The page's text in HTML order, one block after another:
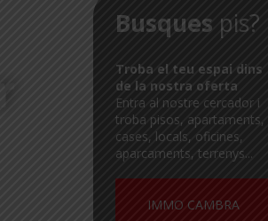
Busques pis?
Troba el teu espai dins
de la nostra oferta
Entra al nostre cercador i
troba pisos, apartaments,
cases, locals, oficines,
aparcaments, terrenys...
IMMO CAMBRA